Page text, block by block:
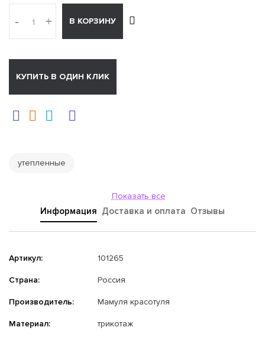
- + В КОРЗИНУ
КУПИТЬ В ОДИН КЛИК
утепленные
Показать все
Информация Доставка и оплата Отзывы
Артикул: 101265
Страна: Россия
Производитель: Мамуля красотуля
Материал: трикотаж